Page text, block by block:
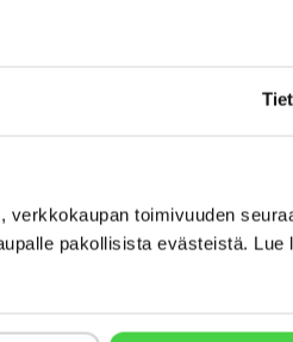
toimivuuden
pakollisista evästeistä. Lue